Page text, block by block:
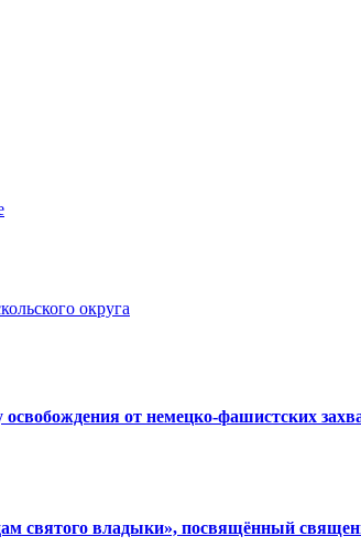
округа
от немецко-фашистских
святого владыки», посвящённый